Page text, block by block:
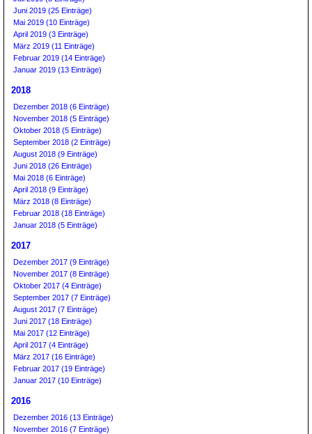
Juni 2019 (25 Einträge)
Mai 2019 (10 Einträge)
April 2019 (3 Einträge)
März 2019 (11 Einträge)
Februar 2019 (14 Einträge)
Januar 2019 (13 Einträge)
2018
Dezember 2018 (6 Einträge)
November 2018 (5 Einträge)
Oktober 2018 (5 Einträge)
September 2018 (2 Einträge)
August 2018 (9 Einträge)
Juni 2018 (26 Einträge)
Mai 2018 (6 Einträge)
April 2018 (9 Einträge)
März 2018 (8 Einträge)
Februar 2018 (18 Einträge)
Januar 2018 (5 Einträge)
2017
Dezember 2017 (9 Einträge)
November 2017 (8 Einträge)
Oktober 2017 (4 Einträge)
September 2017 (7 Einträge)
August 2017 (7 Einträge)
Juni 2017 (18 Einträge)
Mai 2017 (12 Einträge)
April 2017 (4 Einträge)
März 2017 (16 Einträge)
Februar 2017 (19 Einträge)
Januar 2017 (10 Einträge)
2016
Dezember 2016 (13 Einträge)
November 2016 (7 Einträge)